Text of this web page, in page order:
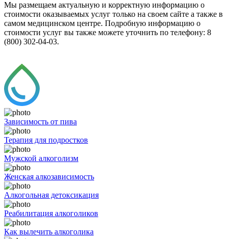
Мы размещаем актуальную и корректную информацию о
стоимости оказываемых услуг только на своем сайте а также в
самом медицинском центре. Подробную информацию о
стоимости услуг вы также можете уточнить по телефону: 8
(800) 302-04-03.
Зависимость от пива
Терапия для подростков
Мужской алкоголизм
Женская алкозависимость
Алкогольная детоксикация
Реабилитация алкоголиков
Как вылечить алкоголика